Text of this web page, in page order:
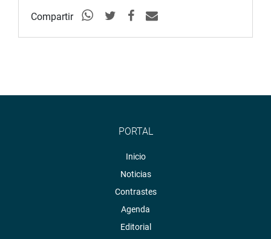
Compartir
PORTAL
Inicio
Noticias
Contrastes
Agenda
Editorial